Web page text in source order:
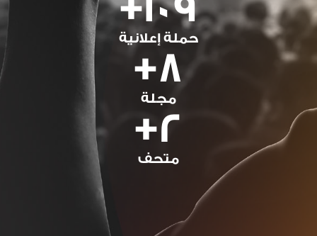
حملة إعلانية
مجلة
8
+
متحف
2
+